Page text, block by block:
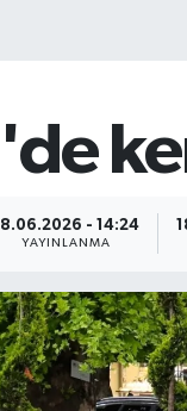
- 14:24
YAYINLANMA